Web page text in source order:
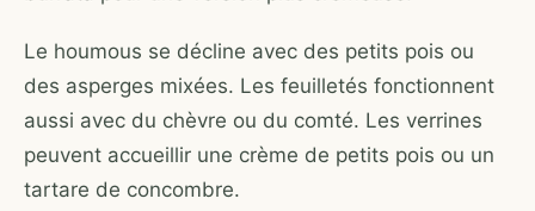
Le houmous se décline avec des petits pois ou
des asperges mixées. Les feuilletés fonctionnent
aussi avec du chèvre ou du comté. Les verrines
peuvent accueillir une crème de petits pois ou un
tartare de concombre.